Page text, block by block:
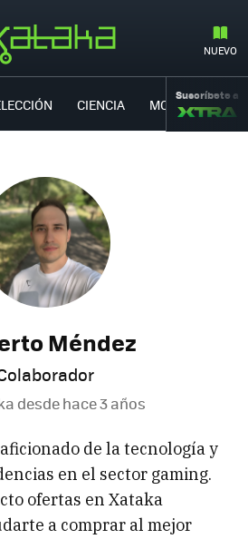
NUEVO
CIENCIA MOVILIDAD
Suscríbete a
Méndez
desdehace 3 años
de la tecnología y
en el sector gaming.
ofertas en Xataka
a comprar al mejor